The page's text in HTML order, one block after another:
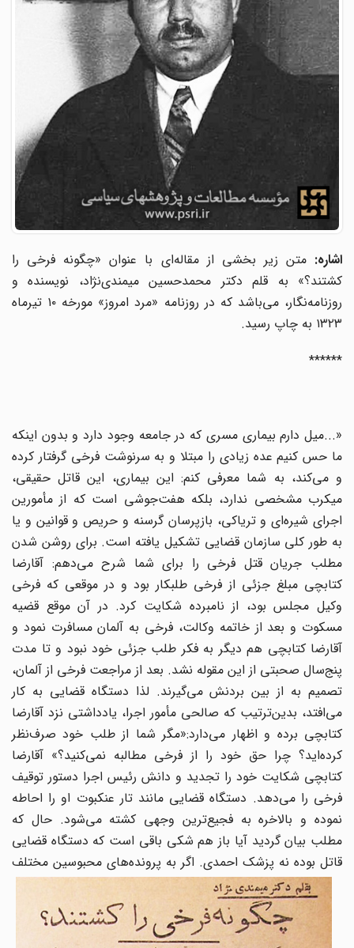
اشاره:متن زیر بخشی از مقاله‌ای با عنوان «چگونه فرخی را
کشتند؟» به قلم دکتر محمدحسین میمندی‌نژاد، نویسنده و
روزنامه‌نگار، می‌باشد که در روزنامه «مرد امروز» مورخه ۱۰ تیرماه
۱۳۲۳ به چاپ رسید.
******
«...میل دارم بیماری مسری که در جامعه وجود دارد و بدون اینکه
ما حس کنیم عده زیادی را مبتلا و به سرنوشت فرخی گرفتار کرده
و می‌کند، به شما معرفی کنم: این بیماری، این قاتل حقیقی،
میکرب مشخصی ندارد، بلکه هفت‌جوشی است که از مأمورین
اجرای شیره‌ای و تریاکی، بازپرسان گرسنه و حریص و قوانین و یا
به طور کلی سازمان قضایی تشکیل یافته است. برای روشن شدن
مطلب جریان قتل فرخی را برای شما شرح می‌دهم: آقارضا
کتابچی مبلغ جزئی از فرخی طلبکار بود و در موقعی که فرخی
وکیل مجلس بود، از نامبرده شکایت کرد. در آن موقع قضیه
مسکوت و بعد از خاتمه وکالت، فرخی به آلمان مسافرت نمود و
آقارضا کتابچی هم دیگر به فکر طلب جزئی خود نبود و تا مدت
پنج‌سال صحبتی از این مقوله نشد. بعد از مراجعت فرخی از آلمان،
تصمیم به از بین بردنش می‌گیرند. لذا دستگاه قضایی به کار
می‌افتد، بدین‌ترتیب که صالحی مأمور اجرا، یادداشتی نزد آقارضا
کتابچی برده و اظهار می‌دارد:«مگر شما از طلب خود صرف‌نظر
کرده‌اید؟ چرا حق خود را از فرخی مطالبه نمی‌کنید؟» آقارضا
کتابچی شکایت خود را تجدید و دانش رئیس اجرا دستور توقیف
فرخی را می‌دهد. دستگاه قضایی مانند تار عنکبوت او را احاطه
نموده و بالاخره به فجیع‌ترین وجهی کشته می‌شود. حال که
مطلب بیان گردید آیا باز هم شکی باقی است که دستگاه قضایی
قاتل بوده نه پزشک احمدی.اگر به پرونده‌های محبوسین مختلف